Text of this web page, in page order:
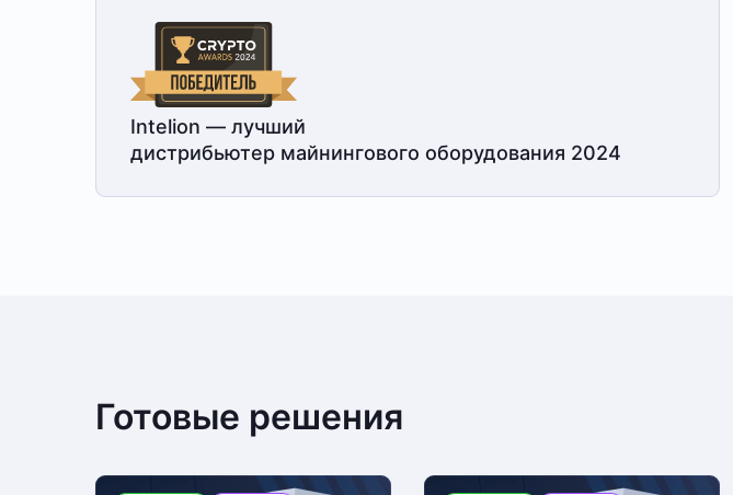
Intelion — лучший
дистрибьютер майнингового оборудования 2024
Готовые решения